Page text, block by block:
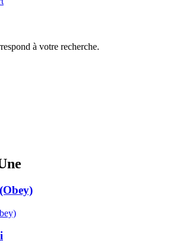
à votre recherche.